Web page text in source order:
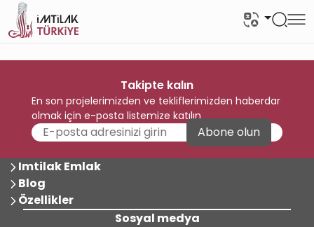
Takipte kalın
En son projelerimizden ve tekliflerimizden haberdar
olmak için e-posta listemize katılın
Abone olun
Imtilak Emlak
Blog
Özellikler
Sosyal medya